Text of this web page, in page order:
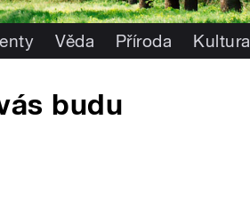
Věda Příroda Kultura
budu